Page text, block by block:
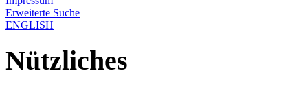
Erweiterte Suche
ENGLISH
Nützliches